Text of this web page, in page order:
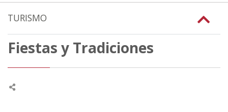
TURISMO
Fiestas y Tradiciones